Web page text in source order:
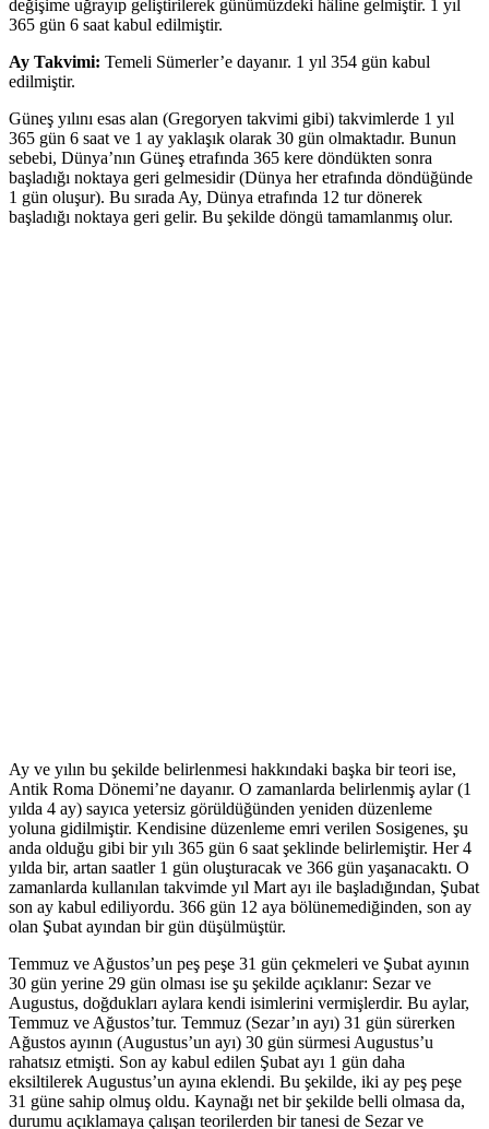
değişime uğrayıp geliştirilerek günümüzdeki hâline gelmiştir. 1 yıl
365 gün 6 saat kabul edilmiştir.
Ay Takvimi: Temeli Sümerler’e dayanır. 1 yıl 354 gün kabul
edilmiştir.
Güneş yılını esas alan (Gregoryen takvimi gibi) takvimlerde 1 yıl
365 gün 6 saat ve 1 ay yaklaşık olarak 30 gün olmaktadır. Bunun
sebebi, Dünya’nın Güneş etrafında 365 kere döndükten sonra
başladığı noktaya geri gelmesidir (Dünya her etrafında döndüğünde
1 gün oluşur). Bu sırada Ay, Dünya etrafında 12 tur dönerek
başladığı noktaya geri gelir. Bu şekilde döngü tamamlanmış olur.
Ay ve yılın bu şekilde belirlenmesi hakkındaki başka bir teori ise,
Antik Roma Dönemi’ne dayanır. O zamanlarda belirlenmiş aylar (1
yılda 4 ay) sayıca yetersiz görüldüğünden yeniden düzenleme
yoluna gidilmiştir. Kendisine düzenleme emri verilen Sosigenes, şu
anda olduğu gibi bir yılı 365 gün 6 saat şeklinde belirlemiştir. Her 4
yılda bir, artan saatler 1 gün oluşturacak ve 366 gün yaşanacaktı. O
zamanlarda kullanılan takvimde yıl Mart ayı ile başladığından, Şubat
son ay kabul ediliyordu. 366 gün 12 aya bölünemediğinden, son ay
olan Şubat ayından bir gün düşülmüştür.
Temmuz ve Ağustos’un peş peşe 31 gün çekmeleri ve Şubat ayının
30 gün yerine 29 gün olması ise şu şekilde açıklanır: Sezar ve
Augustus, doğdukları aylara kendi isimlerini vermişlerdir. Bu aylar,
Temmuz ve Ağustos’tur. Temmuz (Sezar’ın ayı) 31 gün sürerken
Ağustos ayının (Augustus’un ayı) 30 gün sürmesi Augustus’u
rahatsız etmişti. Son ay kabul edilen Şubat ayı 1 gün daha
eksiltilerek Augustus’un ayına eklendi. Bu şekilde, iki ay peş peşe
31 güne sahip olmuş oldu. Kaynağı net bir şekilde belli olmasa da,
durumu açıklamaya çalışan teorilerden bir tanesi de Sezar ve